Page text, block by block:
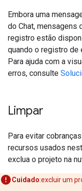
Embora uma
do Chat, mensagens
registro estão
quando o registro de
Para ajuda com a
erros, consulte
Limpar
Para evitar
recursos usados
exclua o projeto na
Cuidado:excluir um